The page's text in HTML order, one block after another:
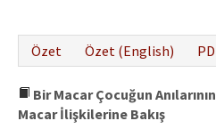
Özet
Özet (English)
Bir Macar Çocuğun
Macar İlişkilerine Bakış